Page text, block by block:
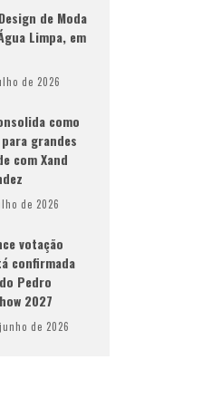
de Moda
Limpa, em
de 2026
como
grandes
com Xand
de 2026
votação
confirmada
Pedro
2027
de 2026